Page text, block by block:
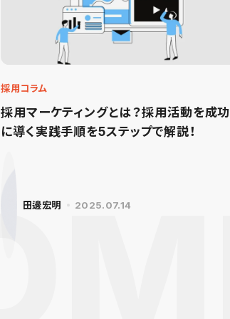
採用マーケティングとは？採用活動を成功
に導く実践手順を5ステップで解説！
採用コラム
田邊宏明 2025.07.14